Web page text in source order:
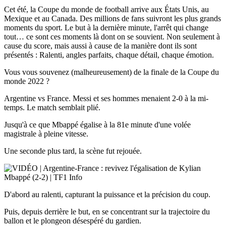
Cet été, la Coupe du monde de football arrive aux États Unis, au
Mexique et au Canada. Des millions de fans suivront les plus grands
moments du sport. Le but à la dernière minute, l'arrêt qui change
tout… ce sont ces moments là dont on se souvient. Non seulement à
cause du score, mais aussi à cause de la manière dont ils sont
présentés : Ralenti, angles parfaits, chaque détail, chaque émotion.
Vous vous souvenez (malheureusement) de la finale de la Coupe du
monde 2022 ?
Argentine vs France. Messi et ses hommes menaient 2-0 à la mi-
temps. Le match semblait plié.
Jusqu'à ce que Mbappé égalise à la 81e minute d'une volée
magistrale à pleine vitesse.
Une seconde plus tard, la scène fut rejouée.
D'abord au ralenti, capturant la puissance et la précision du coup.
Puis, depuis derrière le but, en se concentrant sur la trajectoire du
ballon et le plongeon désespéré du gardien.